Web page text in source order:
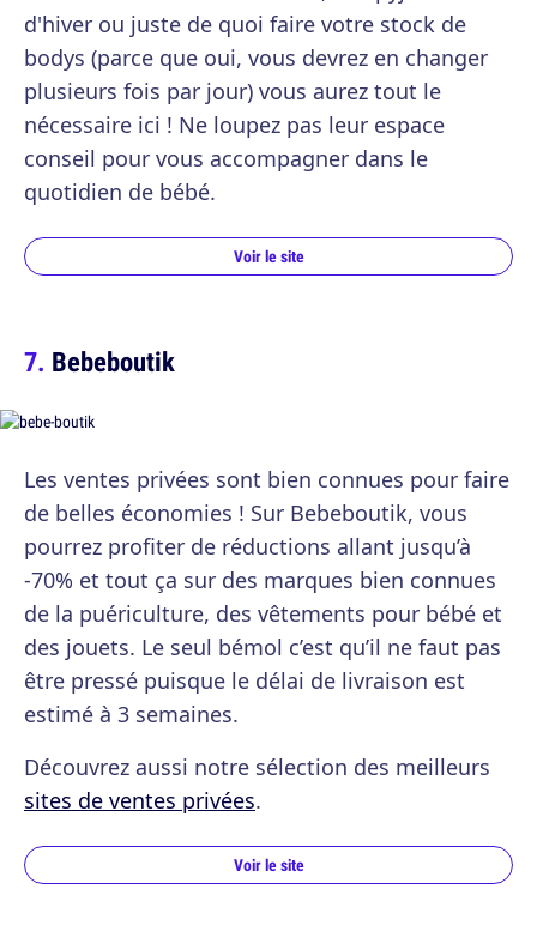
d'hiver ou juste de quoi faire votre stock de
bodys (parce que oui, vous devrez en changer
plusieurs fois par jour) vous aurez tout le
nécessaire ici ! Ne loupez pas leur espace
conseil pour vous accompagner dans le
quotidien de bébé.
Voir le site
Bebeboutik
Les ventes privées sont bien connues pour faire
de belles économies ! Sur Bebeboutik, vous
pourrez profiter de réductions allant jusqu’à
-70% et tout ça sur des marques bien connues
de la puériculture, des vêtements pour bébé et
des jouets. Le seul bémol c’est qu’il ne faut pas
être pressé puisque le délai de livraison est
estimé à 3 semaines.
Découvrez aussi notre sélection des meilleurs
sites de ventes privées.
Voir le site